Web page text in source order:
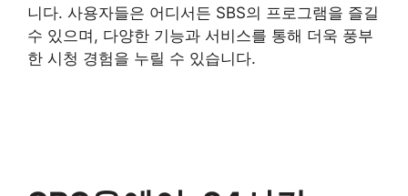
니다. 사용자들은 어디서든 SBS의 프로그램을 즐길
수 있으며, 다양한 기능과 서비스를 통해 더욱 풍부
한 시청 경험을 누릴 수 있습니다.